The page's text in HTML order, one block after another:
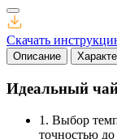
Скачать
Описание
Идеальный
1. Выбор
точностью до